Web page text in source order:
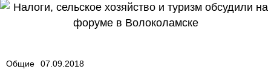
Общие 07.09.2018